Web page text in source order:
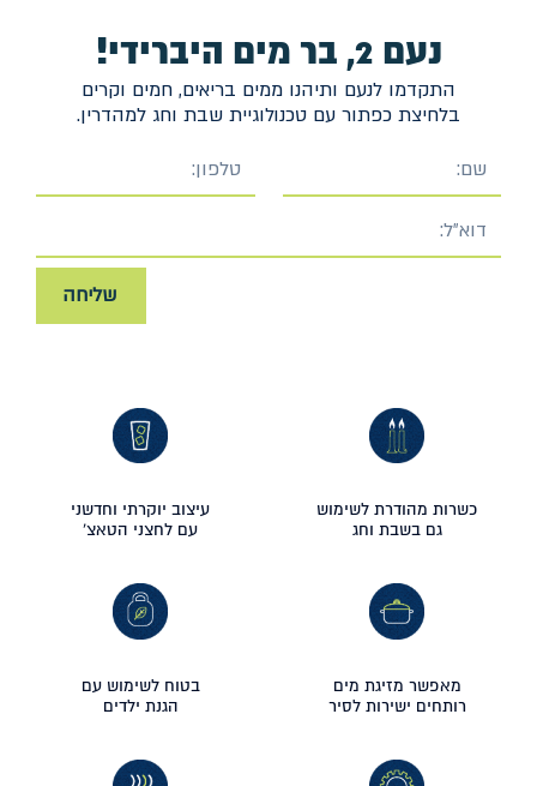
נעם 2, בר מים היברידי!
התקדמו לנעם ותיהנו ממים בריאים, חמים וקרים
בלחיצת כפתור עם טכנולוגיית שבת וחג למהדרין.
שליחה
כשרות מהודרת לשימוש
גם בשבת וחג
עיצוב יוקרתי וחדשני
עם לחצני הטאצ'
מאפשר מזיגת מים
רותחים ישירות לסיר
בטוח לשימוש עם
הגנת ילדים